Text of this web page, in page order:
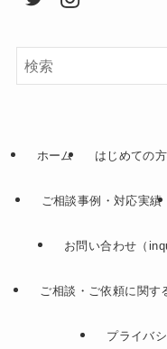
ホーム はじめての
ご相談事例・対応実績
お問い合わせ（
ご相談・ご依頼に関す
プライバ